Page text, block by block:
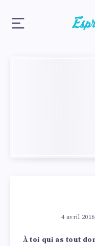
4 avril 2016
À toi qui as tout